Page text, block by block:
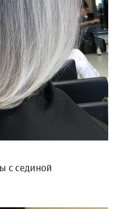
с сединой